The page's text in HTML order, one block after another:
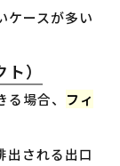
ケースが多い
）
場合、
フィ
出される出口